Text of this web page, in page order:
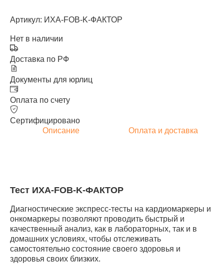
Артикул: ИХА-FOB-K-ФАКТОР
Нет в наличии
Доставка по РФ
Документы для юрлиц
Оплата по счету
Сертифицировано
Описание
Оплата и доставка
Тест ИХА-FOB-K-ФАКТОР
Диагностические экспресс-тесты на кардиомаркеры и
онкомаркеры позволяют проводить быстрый и
качественный анализ, как в лабораторных, так и в
домашних условиях, чтобы отслеживать
самостоятельно состояние своего здоровья и
здоровья своих близких.